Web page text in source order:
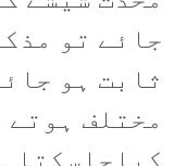
جائے تو
ثابت ہو
مختلف